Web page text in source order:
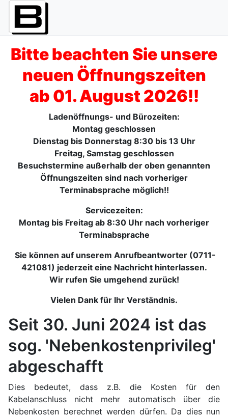
Bitte beachten Sie unsere
neuen Öffnungszeiten
ab 01. August 2026!!
Ladenöffnungs- und Bürozeiten:
Montag geschlossen
Dienstag bis Donnerstag 8:30 bis 13 Uhr
Freitag, Samstag geschlossen
Besuchstermine außerhalb der oben genannten
Öffnungszeiten sind nach vorheriger
Terminabsprache möglich!!
Servicezeiten:
Montag bis Freitag ab 8:30 Uhr nach vorheriger
Terminabsprache
Sie können auf unserem Anrufbeantworter (0711-
421081) jederzeit eine Nachricht hinterlassen.
Wir rufen Sie umgehend zurück!
Vielen Dank für Ihr Verständnis.
Seit 30. Juni 2024 ist das
sog. 'Nebenkostenprivileg'
abgeschafft
Dies bedeutet, dass z.B. die Kosten für den
Kabelanschluss nicht mehr automatisch über die
Nebenkosten berechnet werden dürfen. Da dies nun